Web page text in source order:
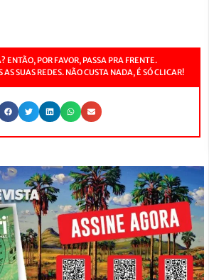
ENTÃO, POR FAVOR, PASSA PRA FRENTE.
SUAS REDES. NÃO CUSTA NADA, É SÓ CLICAR!